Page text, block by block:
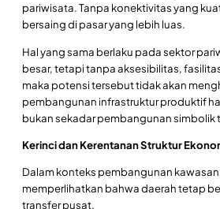
pariwisata. Tanpa konektivitas yang
bersaing di pasar yang lebih luas.
Hal yang sama berlaku pada sektor
besar, tetapi tanpa aksesibilitas,
maka potensi tersebut tidak akan
pembangunan infrastruktur produktif
bukan sekadar pembangunan simbolik
Kerinci dan Kerentanan Struktur
Dalam konteks pembangunan
memperlihatkan bahwa daerah tetap
transfer pusat.